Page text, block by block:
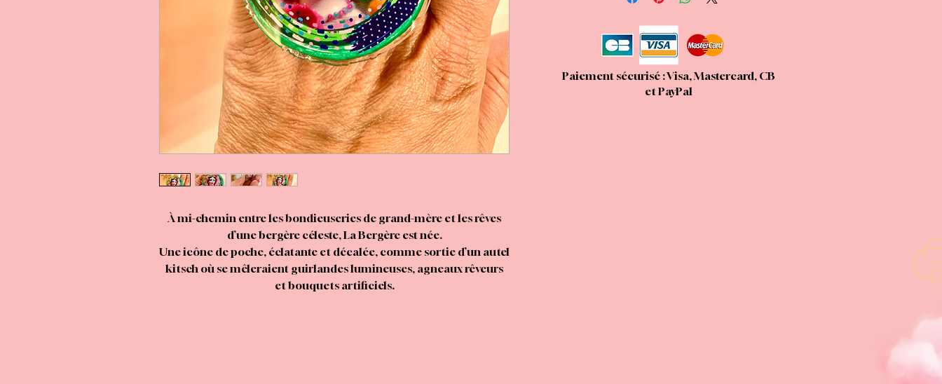
À mi-chemin entre les bondieuseries de grand-mère et les rêves
d’une bergère céleste, La Bergère est née.
Une icône de poche, éclatante et décalée, comme sortie d’un autel
kitsch où se mêleraient guirlandes lumineuses, agneaux rêveurs
et bouquets artificiels.
Paiement sécurisé : Visa, Mastercard, CB
et PayPal